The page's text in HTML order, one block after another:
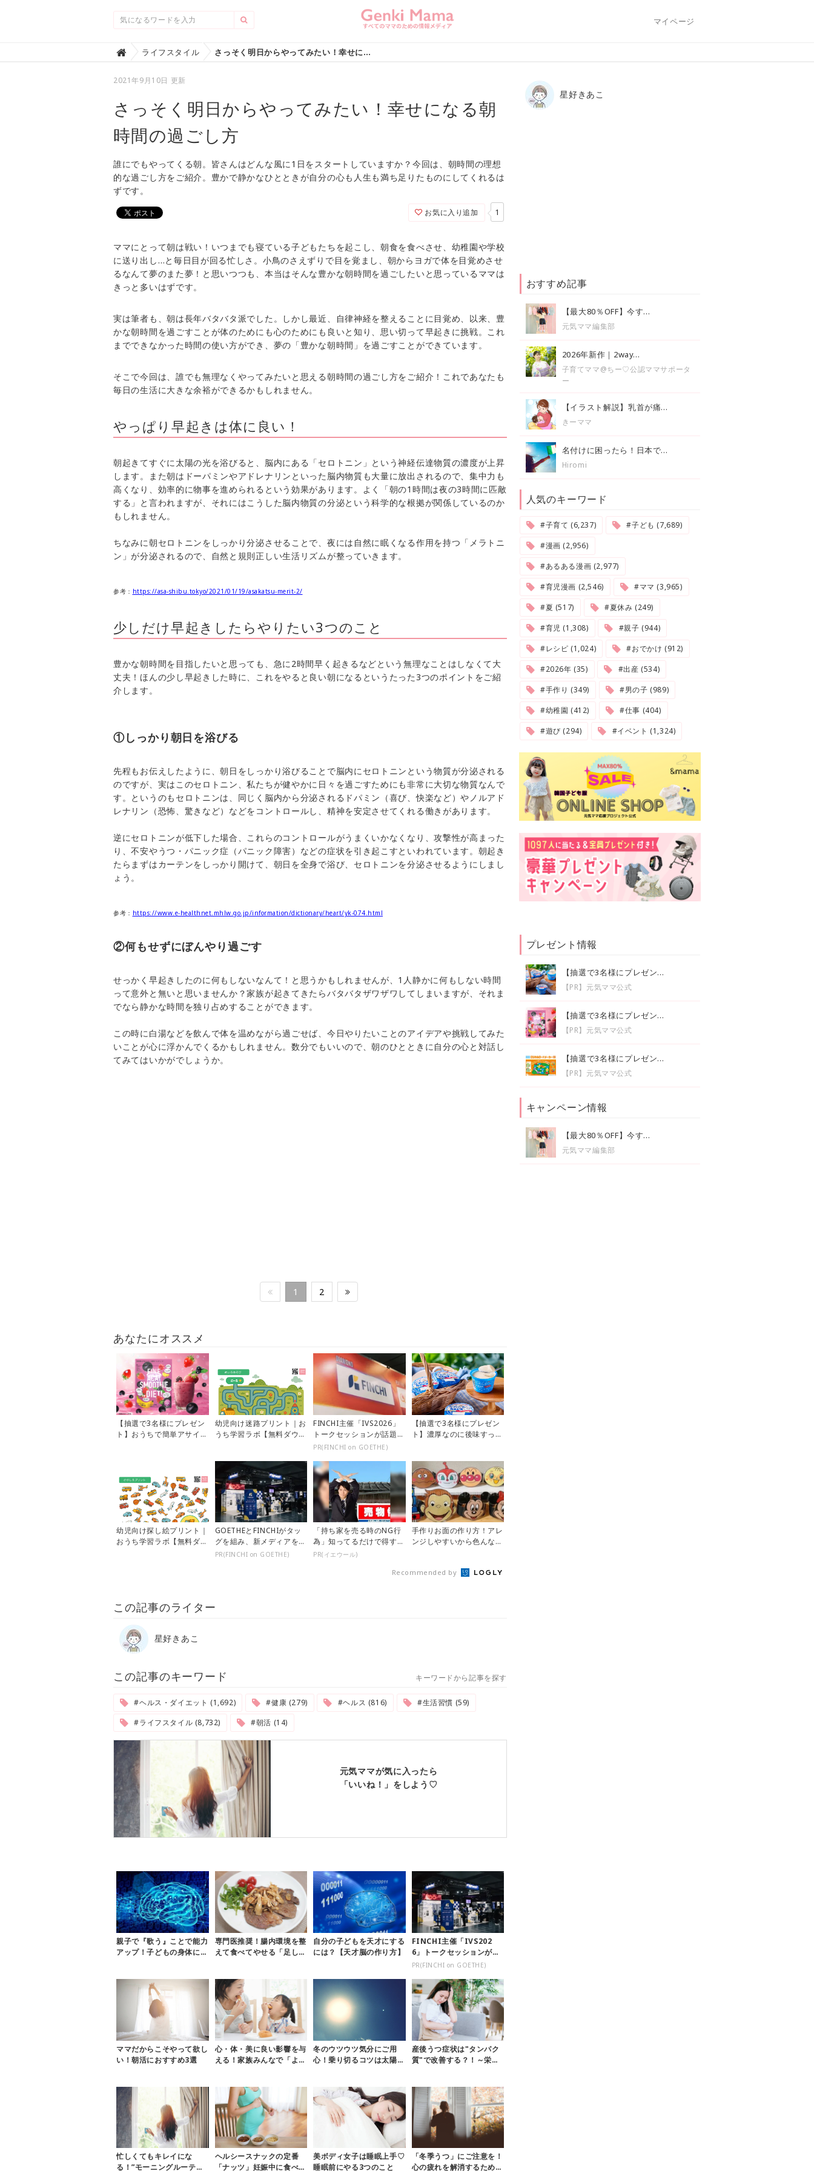
マイページ
Homeライフスタイル さっそく明日からやってみたい！幸せになる朝時間の過ごし方
2021年9月10日 更新
さっそく明日からやってみたい！幸せになる朝
時間の過ごし方
誰にでもやってくる朝。皆さんはどんな風に1日をスタートしていますか？今回は、朝時間の理想
的な過ごし方をご紹介。豊かで静かなひとときが自分の心も人生も満ち足りたものにしてくれるは
ずです。
お気に入り追加 1
ママにとって朝は戦い！いつまでも寝ている子どもたちを起こし、朝食を食べさせ、幼稚園や学校
に送り出し…と毎日目が回る忙しさ。小鳥のさえずりで目を覚まし、朝からヨガで体を目覚めさせ
るなんて夢のまた夢！と思いつつも、本当はそんな豊かな朝時間を過ごしたいと思っているママは
きっと多いはずです。
実は筆者も、朝は長年バタバタ派でした。しかし最近、自律神経を整えることに目覚め、以来、豊
かな朝時間を過ごすことが体のためにも心のためにも良いと知り、思い切って早起きに挑戦。これ
までできなかった時間の使い方ができ、夢の「豊かな朝時間」を過ごすことができています。
そこで今回は、誰でも無理なくやってみたいと思える朝時間の過ごし方をご紹介！これであなたも
毎日の生活に大きな余裕ができるかもしれません。
やっぱり早起きは体に良い！
朝起きてすぐに太陽の光を浴びると、脳内にある「セロトニン」という神経伝達物質の濃度が上昇
します。また朝はドーパミンやアドレナリンといった脳内物質も大量に放出されるので、集中力も
高くなり、効率的に物事を進められるという効果があります。よく「朝の1時間は夜の3時間に匹敵
する」と言われますが、それにはこうした脳内物質の分泌という科学的な根拠が関係しているのか
もしれません。
ちなみに朝セロトニンをしっかり分泌させることで、夜には自然に眠くなる作用を持つ「メラトニ
ン」が分泌されるので、自然と規則正しい生活リズムが整っていきます。
参考： https://asa-shibu.tokyo/2021/01/19/asakatsu-merit-2/
少しだけ早起きしたらやりたい3つのこと
豊かな朝時間を目指したいと思っても、急に2時間早く起きるなどという無理なことはしなくて大
丈夫！ほんの少し早起きした時に、これをやると良い朝になるというたった3つのポイントをご紹
介します。
①しっかり朝日を浴びる
先程もお伝えしたように、朝日をしっかり浴びることで脳内にセロトニンという物質が分泌される
のですが、実はこのセロトニン、私たちが健やかに日々を過ごすためにも非常に大切な物質なんで
す。というのもセロトニンは、同じく脳内から分泌されるドパミン（喜び、快楽など）やノルアド
レナリン（恐怖、驚きなど）などをコントロールし、精神を安定させてくれる働きがあります。
逆にセロトニンが低下した場合、これらのコントロールがうまくいかなくなり、攻撃性が高まった
り、不安やうつ・パニック症（パニック障害）などの症状を引き起こすといわれています。朝起き
たらまずはカーテンをしっかり開けて、朝日を全身で浴び、セロトニンを分泌させるようにしまし
ょう。
参考： https://www.e-healthnet.mhlw.go.jp/information/dictionary/heart/yk-074.html
②何もせずにぼんやり過ごす
せっかく早起きしたのに何もしないなんて！と思うかもしれませんが、1人静かに何もしない時間
って意外と無いと思いませんか？家族が起きてきたらバタバタザワザワしてしまいますが、それま
でなら静かな時間を独り占めすることができます。
この時に白湯などを飲んで体を温めながら過ごせば、今日やりたいことのアイデアや挑戦してみた
いことが心に浮かんでくるかもしれません。数分でもいいので、朝のひとときに自分の心と対話し
てみてはいかがでしょうか。
1 2
あなたにオススメ
【抽選で3名様にプレゼン
ト】おうちで簡単アサイー
幼児向け迷路プリント｜お
うち学習ラボ【無料ダウン
FINCHI主催「IVS2026」
トークセッションが話題
に！
PR(FINCHI on GOETHE)
【抽選で3名様にプレゼン
ト】濃厚なのに後味すっき
幼児向け探し絵プリント｜
おうち学習ラボ【無料ダウ
GOETHEとFINCHIがタッ
グを組み、新メディアを創
設
PR(FINCHI on GOETHE)
「持ち家を売る時のNG行
為」知ってるだけで得する
事とは
PR(イエウール)
手作りお面の作り方！アレ
ンジしやすいから色んなイ
Recommended by
この記事のライター
星好きあこ
この記事のキーワード キーワードから記事を探す
#ヘルス・ダイエット (1,692) #健康 (279) #ヘルス (816)
#生活習慣 (59)
#ライフスタイル (8,732)
#朝活 (14)
元気ママが気に入ったら
「いいね！」をしよう♡
親子で『歌う』ことで能力
アップ！子どもの身体に与
専門医推奨！腸内環境を整
えて食べてやせる「足し算
自分の子どもを天才にする
には？【天才脳の作り方】
FINCHI主催「IVS202
6」トークセッションが話
題に！
PR(FINCHI on GOETHE)
ママだからこそやって欲し
い！朝活におすすめ3選
心・体・美に良い影響を与
える！家族みんなで「よく
冬のウツウツ気分にご用
心！乗り切るコツは太陽と
産後うつ症状は"タンパク
質"で改善する？！～栄養
忙しくてもキレイにな
る！”モーニングルーティ
ヘルシースナックの定番
「ナッツ」妊娠中に食べた
美ボディ女子は睡眠上手♡
睡眠前にやる3つのこと
「冬季うつ」にご注意を！
心の疲れを解消するために
星好きあこ
おすすめ記事
【最大80％OFF】今す...
元気ママ編集部
2026年新作｜2way...
子育てママ@ちー♡公認ママサポータ
ー
【イラスト解説】乳首が痛...
きーママ
名付けに困ったら！日本で...
Hiromi
人気のキーワード
#子育て (6,237)
#子ども (7,689)
#漫画 (2,956)
#あるある漫画 (2,977)
#育児漫画 (2,546)
#ママ (3,965)
#夏 (517)
#夏休み (249)
#育児 (1,308)
#親子 (944)
#レシピ (1,024)
#おでかけ (912)
#2026年 (35)
#出産 (534)
#手作り (349)
#男の子 (989)
#幼稚園 (412)
#仕事 (404)
#遊び (294)
#イベント (1,324)
プレゼント情報
【抽選で3名様にプレゼン...
【PR】元気ママ公式
【抽選で3名様にプレゼン...
【PR】元気ママ公式
【抽選で3名様にプレゼン...
【PR】元気ママ公式
キャンペーン情報
【最大80％OFF】今す...
元気ママ編集部